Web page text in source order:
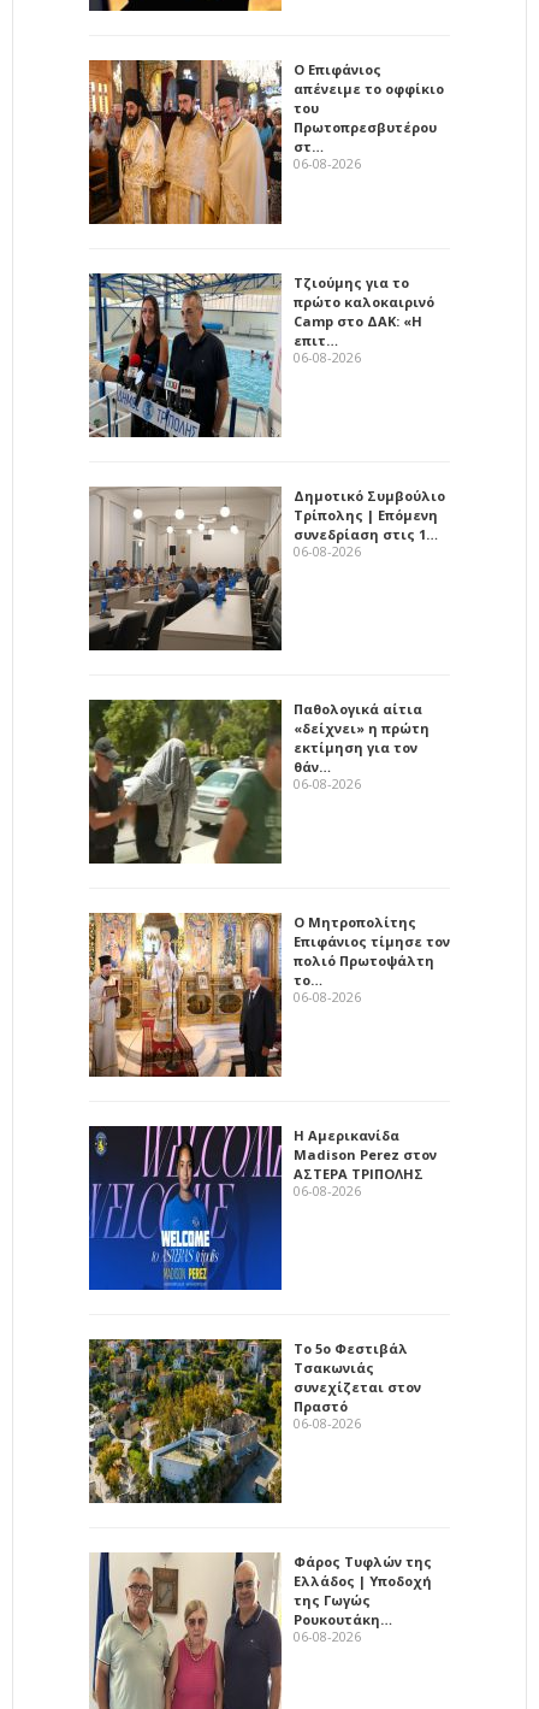
Ο Επιφάνιος
απένειμε το οφφίκιο
του
Πρωτοπρεσβυτέρου
στ…
06-08-2026
Τζιούμης για το
πρώτο καλοκαιρινό
Camp στο ΔΑΚ: «Η
επιτ…
06-08-2026
Δημοτικό Συμβούλιο
Τρίπολης | Επόμενη
συνεδρίαση στις 1…
06-08-2026
Παθολογικά αίτια
«δείχνει» η πρώτη
εκτίμηση για τον
θάν…
06-08-2026
Ο Μητροπολίτης
Επιφάνιος τίμησε τον
πολιό Πρωτοψάλτη
το…
06-08-2026
Η Αμερικανίδα
Madison Perez στον
ΑΣΤΕΡΑ ΤΡΙΠΟΛΗΣ
06-08-2026
Το 5ο Φεστιβάλ
Τσακωνιάς
συνεχίζεται στον
Πραστό
06-08-2026
Φάρος Τυφλών της
Ελλάδος | Υποδοχή
της Γωγώς
Ρουκουτάκη…
06-08-2026